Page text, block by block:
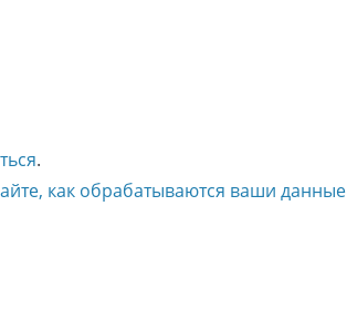
.
как обрабатываются ваши данные